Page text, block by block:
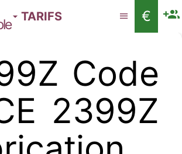
TARIFS €
Code
2399Z